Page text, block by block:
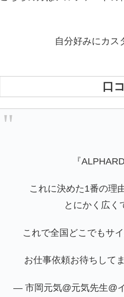
自分好みにカス
口
『
これに決めた1番の理
とにかく広く
これで全国どこでもサ
お仕事依頼お待ちして
— 市岡元気@元気先生@